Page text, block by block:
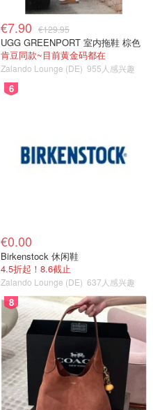
€7.90 €129.95
UGG GREENPORT 室内拖鞋 棕色
肯豆同款~目前黄金码都在
Zalando Lounge (DE) 955人感兴趣
6
€0.00
Birkenstock 休闲鞋
4.5折起！8.6截止
Zalando Lounge (DE) 637人感兴趣
8